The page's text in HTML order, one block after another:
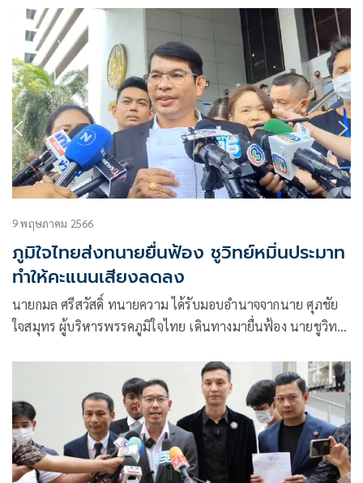
9 พฤษภาคม 2566
ภูมิใจไทยส่งทนายยื่นฟ้อง ชูวิทย์หมิ่นประมาท
ทำให้คะแนนเสียงลดลง
นายกมล ศรีสวัสดิ์ ทนายความ ได้รับมอบอำนาจจากนาย ศุภชัย
ใจสมุทร ผู้บริหารพรรคภูมิใจไทย เดินทางมายื่นฟ้อง นายชูวิทย์